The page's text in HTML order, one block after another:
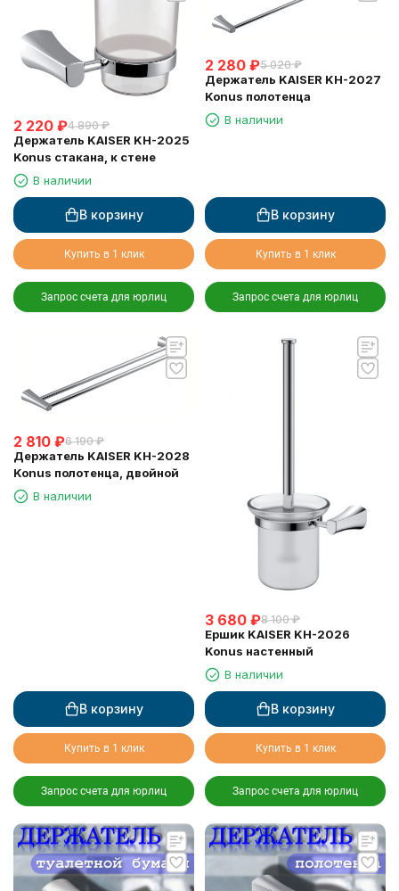
2 220 ₽4 890 ₽
Держатель KAISER KH-2025
Konus стакана, к стене
В наличии
В корзину
Купить в 1 клик
Запрос счета для юрлиц
2 280 ₽5 020 ₽
Держатель KAISER KH-2027
Konus полотенца
В наличии
В корзину
Купить в 1 клик
Запрос счета для юрлиц
2 810 ₽6 190 ₽
Держатель KAISER KH-2028
Konus полотенца, двойной
В наличии
В корзину
Купить в 1 клик
Запрос счета для юрлиц
3 680 ₽8 100 ₽
Ершик KAISER KH-2026
Konus настенный
В наличии
В корзину
Купить в 1 клик
Запрос счета для юрлиц